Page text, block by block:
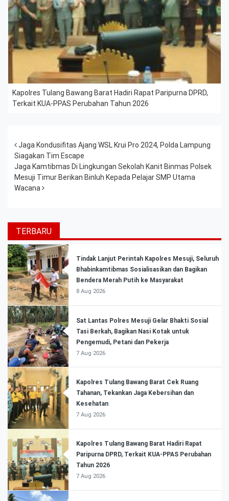
Kapolres Tulang Bawang Barat Hadiri Rapat Paripurna DPRD,
Terkait KUA-PPAS Perubahan Tahun 2026
Post navigation
Jaga Kondusifitas Ajang WSL Krui Pro 2024, Polda Lampung
Siagakan Tim Escape
Jaga Kamtibmas Di Lingkungan Sekolah Kanit Binmas Polsek
Mesuji Timur Berikan Binluh Kepada Pelajar SMP Utama
Wacana
TERBARU
Tindak Lanjut Perintah Kapolres Mesuji, Seluruh
Bhabinkamtibmas Sosialisasikan dan Bagikan
Bendera Merah Putih ke Masyarakat
8 Aug 2026
Sat Lantas Polres Mesuji Gelar Bhakti Sosial
Tasi Berkah, Bagikan Nasi Kotak untuk
Pengemudi, Petani dan Pekerja
7 Aug 2026
Kapolres Tulang Bawang Barat Cek Ruang
Tahanan, Tekankan Jaga Kebersihan dan
Kesehatan
7 Aug 2026
Kapolres Tulang Bawang Barat Hadiri Rapat
Paripurna DPRD, Terkait KUA-PPAS Perubahan
Tahun 2026
7 Aug 2026